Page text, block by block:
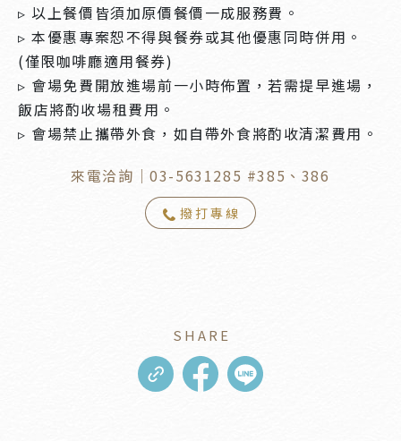
▹ 以上餐價皆須加原價餐價一成服務費。
▹ 本優惠專案恕不得與餐券或其他優惠同時併用。
(僅限咖啡廳適用餐券)
▹ 會場免費開放進場前一小時佈置，若需提早進場，
飯店將酌收場租費用。
▹ 會場禁止攜帶外食，如自帶外食將酌收清潔費用。
來電洽詢｜03-5631285 #385、386
撥打專線
SHARE